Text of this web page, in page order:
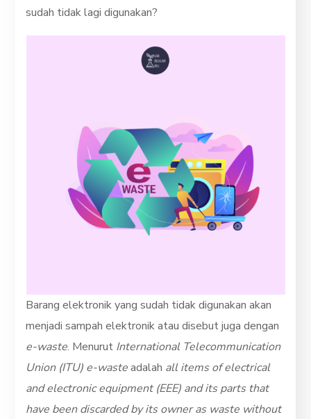
sudah tidak lagi digunakan?
Barang elektronik yang sudah tidak digunakan akan
menjadi sampah elektronik atau disebut juga dengan
e-waste. Menurut International Telecommunication
Union (ITU) e-wasteadalah all items of electrical
and electronic equipment (EEE) and its parts that
have been discarded by its owner as waste without